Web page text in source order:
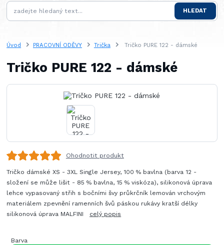
HLEDAT
Úvod PRACOVNÍ ODĚVY Trička Tričko PURE 122 - dámské
Tričko PURE 122 - dámské
Ohodnotit produkt
Tričko dámské XS - 3XL Single Jersey, 100 % bavlna (barva 12 -
složení se může lišit - 85 % bavlna, 15 % viskóza), silikonová úprava
lehce vypasovaný střih s bočními švy průkrčník lemován vrchovým
materiálem zpevnění ramenních švů páskou rukávy kratší délky
silikonová úprava MALFINI celý popis
Barva